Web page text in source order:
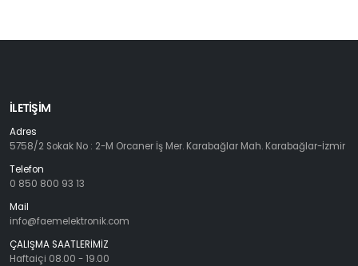
İLETIŞIM
Adres
5758/2 Sokak No : 2-M Orcaner İş Mer. Karabağlar Mah. Karabağlar-İzmir
Telefon
0 850 800 93 13
Mail
info@faemelektronik.com
ÇALIŞMA SAATLERİMİZ
Haftaiçi 08.00 - 19.00